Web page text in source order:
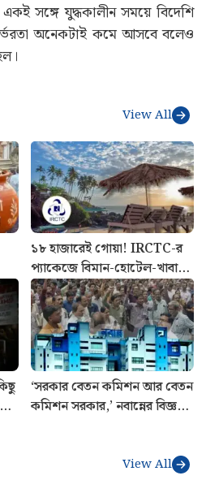
সঙ্গে যুদ্ধকালীন সময়ে বিদেশি
অনেকটাই কমে আসবে বলেও
View All
১৮ হাজারেই গোয়া! IRCTC-র
প্যাকেজে বিমান-হোটেল-খাবার,
জানুন পুরো খরচ
‘সরকার বেতন কমিশন আর বেতন
কমিশন সরকার,’ নবান্নের বিজ্ঞপ্তি
View All